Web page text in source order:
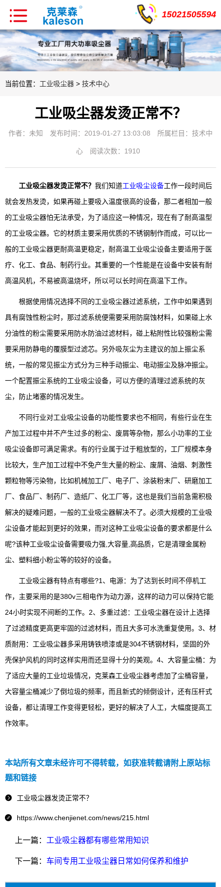
15021505594
当前位置： 工业吸尘器 > 技术中心
工业吸尘器发烫正常不？
作者：未知 发布时间：2019-01-27 13:03:08 所属栏目： 技术中
心 阅读次数：1910
工业吸尘器发烫正常不？ 我们知道工业吸尘设备工作一段时间后
就会发热发烫，如果再碰上要吸入温度很高的设备，那二者相加一般
的工业吸尘器怕无法承受，为了适应这一种情况，现在有了耐高温型
的工业吸尘器。它的材质主要采用优质的不锈钢制作而成，可以比一
般的工业吸尘器更耐高温更稳定，耐高温工业吸尘设备主要适用于医
疗、化工、食品、制药行业。其重要的一个性能是在设备中安装有耐
高温风机，不易被高温烧坏，所以可以长时间在高温下工作。
根据使用情况选择不同的工业吸尘器过滤系统，工作中如果遇到
具有腐蚀性粉尘时，那过滤系统便需要采用防腐蚀材料，如果碰上水
分油性的粉尘需要采用防水防油过滤材料，碰上粘附性比较强粉尘需
要采用防静电的覆膜型过滤芯。另外吸灰尘为主建议的加上振尘系
统，一般的常见振尘方式分为三种手动振尘、电动振尘及脉冲振尘。
一个配置振尘系统的工业吸尘设备，可以方便的清理过滤系统的灰
尘，防止堵塞的情况发生。
不同行业对工业吸尘设备的功能性要求也不相同，有些行业在生
产加工过程中并不产生过多的粉尘、废屑等杂物，那么小功率的工业
吸尘设备即可满足需求。有的行业属于过于粗放型的，工厂规模本身
比较大，生产加工过程中不免产生大量的粉尘、废屑、油烟、刺激性
颗粒物等污染物，比如机械加工厂、电子厂、涂装粉末厂、研磨加工
厂、食品厂、制药厂、造纸厂、化工厂等，这也是我们当前急需积极
解决的疑难问题，一般的工业吸尘器解决不了。必须大规模的工业吸
尘设备才能起到更好的效果，而对这种工业吸尘设备的要求都是什么
呢?该种工业吸尘设备需要吸力强,大容量,高品质，它是清理金属粉
尘、塑料细小粉尘等的较好的设备。
工业吸尘器有特点有哪些?1、电源：为了达到长时间不停机工
作，主要采用的是380v三相电作为动力源，这样的动力可以保持它能
24小时实现不间断的工作。2、多重过滤：工业吸尘器在设计上选择
了过滤精度更高更牢固的过滤材料，而且大多可水洗重复使用。3、材
质耐用：工业吸尘器多采用铸铁喷漆或是304不锈钢材料，坚固的外
壳保护风机的同时这样实用而还显得十分的美观。4、大容量尘桶：为
了适应大量的工业垃圾情况，克莱森工业吸尘器考虑加了尘桶容量，
大容量尘桶减少了倒垃圾的频率，而且新式的倾倒设计，还有压杆式
设备，都让清理工作变得更轻松，更好的解决了人工，大幅度提高工
作效率。
本站所有文章未经许可不得转载，如获准转截请附上原站标
题和链接
 工业吸尘器发烫正常不？
 https://www.chenjienet.com/news/215.html
上一篇： 工业吸尘器都有哪些常用知识
下一篇： 车间专用工业吸尘器日常如何保养和维护